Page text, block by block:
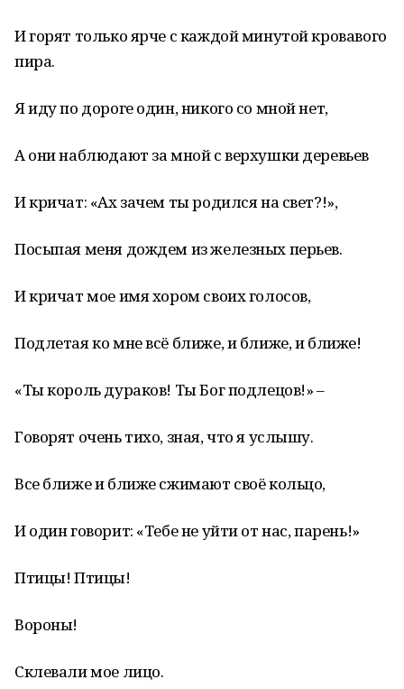
И горят только ярче с каждой минутой кровавого
пира.
Я иду по дороге один, никого со мной нет,
А они наблюдают за мной с верхушки деревьев
И кричат: «Ах зачем ты родился на свет?!»,
Посыпая меня дождем из железных перьев.
И кричат мое имя хором своих голосов,
Подлетая ко мне всё ближе, и ближе, и ближе!
«Ты король дураков! Ты Бог подлецов!» –
Говорят очень тихо, зная, что я услышу.
Все ближе и ближе сжимают своё кольцо,
И один говорит: «Тебе не уйти от нас, парень!»
Птицы! Птицы!
Вороны!
Склевали мое лицо.